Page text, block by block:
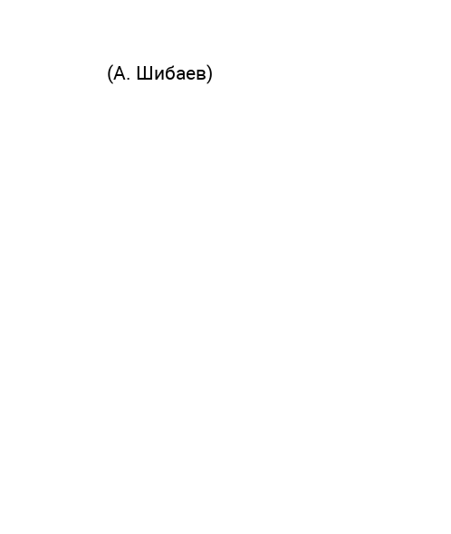
(А. Шибаев)